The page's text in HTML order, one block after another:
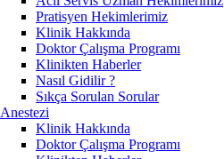
Pratisyen Hekimlerimiz
Klinik Hakkında
Doktor Çalışma Programı
Klinikten Haberler
Nasıl Gidilir ?
Sıkça Sorulan Sorular
Anestezi
Klinik Hakkında
Doktor Çalışma Programı